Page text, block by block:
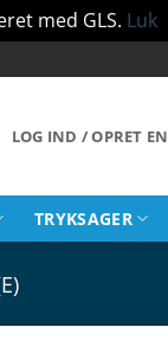
med GLS. Luk
LOG IND / OPRET
TRYKSAGER